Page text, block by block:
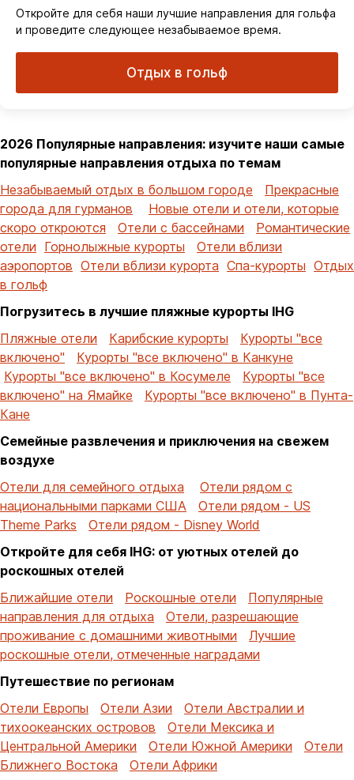
Откройте для себя наши лучшие направления для гольфа
и проведите следующее незабываемое время.
Отдых в гольф
2026 Популярные направления: изучите наши самые
популярные направления отдыха по темам
Незабываемый отдых в большом городе
Прекрасные
города для гурманов
Новые отели и отели, которые
скоро откроются
Отели с бассейнами
Романтические
отели Горнолыжные курорты
Отели вблизи
аэропортов Отели вблизи курорта Спа-курорты Отдых
в гольф
Погрузитесь в лучшие пляжные курорты IHG
Пляжные отели
Карибские курорты
Курорты "все
включено"
Курорты "все включено" в Канкуне
Курорты "все включено" в Косумеле
Курорты "все
включено" на Ямайке
Курорты "все включено" в Пунта-
Кане
Семейные развлечения и приключения на свежем
воздухе
Отели для семейного отдыха
Отели рядом с
национальными парками США
Отели рядом - US
Theme Parks
Отели рядом - Disney World
Откройте для себя IHG: от уютных отелей до
роскошных отелей
Ближайшие отели
Роскошные отели
Популярные
направления для отдыха
Отели, разрешающие
проживание с домашними животными
Лучшие
роскошные отели, отмеченные наградами
Путешествие по регионам
Отели Европы
Отели Азии
Отели Австралии и
тихоокеанских островов
Отели Мексика и
Центральной Америки
Отели Южной Америки
Отели
Ближнего Востока
Отели Африки